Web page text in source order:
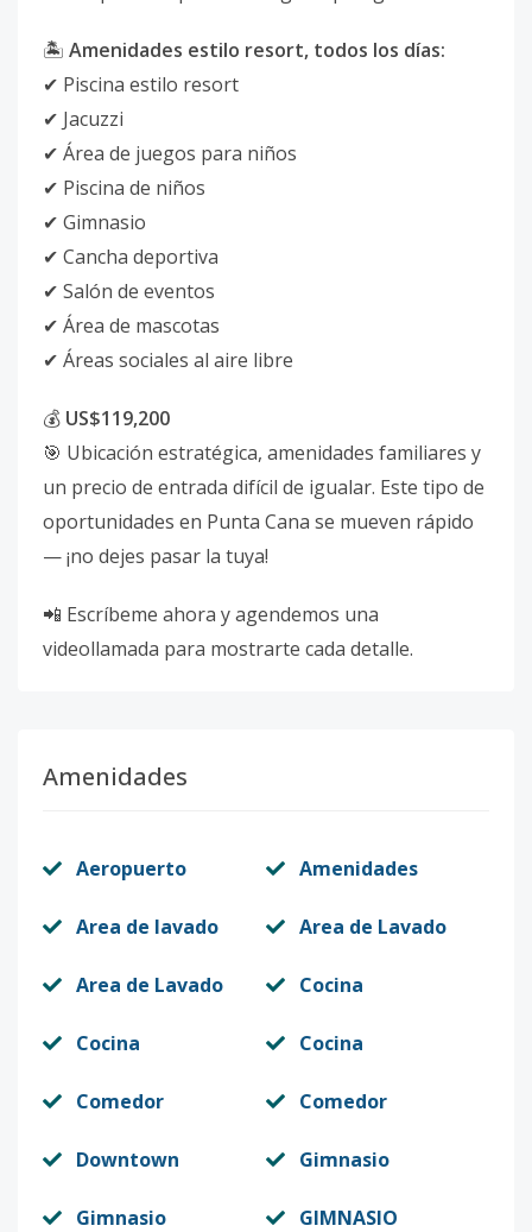
🏝️ Amenidades estilo resort, todos los días:
✔ Piscina estilo resort
✔ Jacuzzi
✔ Área de juegos para niños
✔ Piscina de niños
✔ Gimnasio
✔ Cancha deportiva
✔ Salón de eventos
✔ Área de mascotas
✔ Áreas sociales al aire libre
💰 US$119,200
🎯 Ubicación estratégica, amenidades familiares y
un precio de entrada difícil de igualar. Este tipo de
oportunidades en Punta Cana se mueven rápido
— ¡no dejes pasar la tuya!
📲 Escríbeme ahora y agendemos una
videollamada para mostrarte cada detalle.
Amenidades
Aeropuerto Amenidades
Area de lavado Area de Lavado
Area de Lavado Cocina
Cocina Cocina
Comedor Comedor
Downtown Gimnasio
Gimnasio GIMNASIO